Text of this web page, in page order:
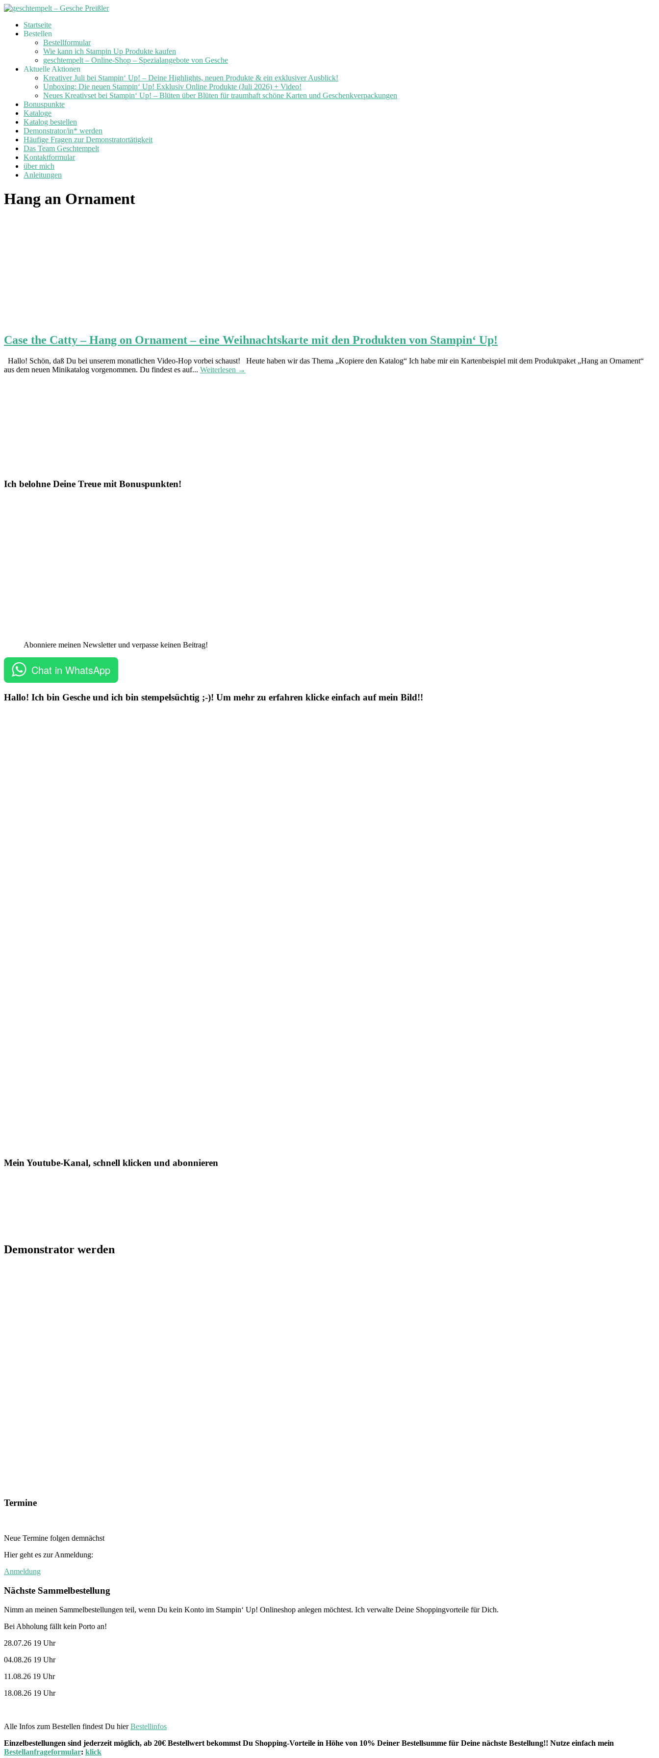
Skip
Startseite
Bestellen
Bestellformular
Wie kann ich Stampin Up Produkte kaufen
geschtempelt – Online-Shop – Spezialangebote von Gesche
Aktuelle Aktionen
Kreativer Juli bei Stampin‘ Up! – Deine Highlights, neuen Produkte & ein exklusiver Ausblick!
Unboxing: Die neuen Stampin‘ Up! Exklusiv Online Produkte (Juli 2026) + Video!
Neues Kreativset bei Stampin‘ Up! – Blüten über Blüten für traumhaft schöne Karten und Geschenkverpackungen
Bonuspunkte
Kataloge
Katalog bestellen
Demonstrator/in* werden
Häufige Fragen zur Demonstratortätigkeit
Das Team Geschtempelt
Kontaktformular
über mich
Anleitungen
Hang an Ornament
Case the Catty – Hang on Ornament – eine Weihnachtskarte mit den Produkten von Stampin‘ Up!
Hallo! Schön, daß Du bei unserem monatlichen Video-Hop vorbei schaust! Heute haben wir das Thema „Kopiere den Katalog“ Ich habe mir ein Kartenbeispiel mit dem Produktpaket „Hang an Ornament“
aus dem neuen Minikatalog vorgenommen. Du findest es auf... Weiterlesen →
Ich belohne Deine Treue mit Bonuspunkten!
Abonniere meinen Newsletter und verpasse keinen Beitrag!
Chat in WhatsApp
Hallo! Ich bin Gesche und ich bin stempelsüchtig ;-)! Um mehr zu erfahren klicke einfach auf mein Bild!!
Mein Youtube-Kanal, schnell klicken und abonnieren
Demonstrator werden
Termine
Neue Termine folgen demnächst
Hier geht es zur Anmeldung:
Anmeldung
Nächste Sammelbestellung
Nimm an meinen Sammelbestellungen teil, wenn Du kein Konto im Stampin‘ Up! Onlineshop anlegen möchtest. Ich verwalte Deine Shoppingvorteile für Dich.
Bei Abholung fällt kein Porto an!
28.07.26 19 Uhr
04.08.26 19 Uhr
11.08.26 19 Uhr
18.08.26 19 Uhr
Alle Infos zum Bestellen findest Du hierBestellinfos
Einzelbestellungen sind jederzeit möglich, ab 20€ Bestellwert bekommst Du Shopping-Vorteile in Höhe von 10% Deiner Bestellsumme für Deine nächste Bestellung!! Nutze einfach mein
Bestellanfrageformular: klick